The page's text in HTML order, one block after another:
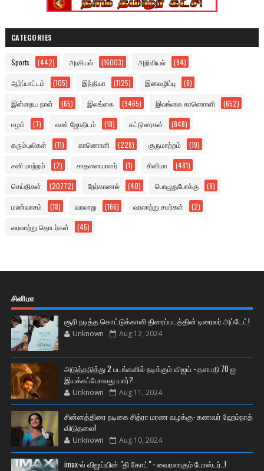
CATEGORIES
Sports (442) அரசியல் (16003) அறிவியல் (94)
ஆர்ப்பாட்டம் (105) இந்தியா (1125) இனவழிப்பு (8)
இன்றைய நாள் (65) இலங்கை (9465) இலங்கை காணொளி (652)
ஈழம் (7) எண் ஜோதிடம் (18) கட்டுரைகள் (848)
கரும்புலிகள் (11) காணொளி (228) குருமாற்றம் (19)
சனி மாற்றம் (2) சாதனையாளர் (1) சினிமா (481)
செய்திகள் (20772) நேர்காணல் (40) பொழுதுபோக்கு (9)
மண்வாசம் (18) வரலாறு (166) வரலாற்று சமர்கள் (2)
வரலாற்று தொடர்கள் (45)
சினிமா
சூரி நடித்த கொட்டுக்காளி திரைப்படத்தின் டிரைலர் அப்டேட்!
Unknown Aug 12, 2024
அடுத்தடுத்து 2 படங்களில் நடிக்கும் விஜய் - தளபதி 70 ஐ
இயக்கப்போவது யார்?
Unknown Aug 11, 2024
சின்னத்திரை நடிகை சித்ரா மரண வழக்கு- கணவர் ஹேம்நாத்
விடுதலை!
Unknown Aug 10, 2024
imax-ல் விஜய்யின் "தி கோட்" - வைரலாகும் போஸ்டர்..!